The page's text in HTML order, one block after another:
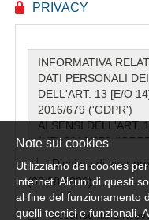
PRIVACY
Dichiaro di aver
(06/08/2026) *
Acconsento a
Note sui cookies
Utilizziamo dei cookies
internet. Alcuni di questi
al fine del funzionamento
quelli tecnici e funzionali.